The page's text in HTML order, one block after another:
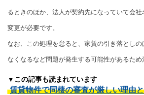
るときのほか、法人が契約先になっていて会
変更が必要です。
なお、この処理を怠ると、家賃の引き落とし
なくなるなど問題が発生する可能性があるため
▼この記事も読まれています
賃貸物件で同棲の審査が厳しい理由